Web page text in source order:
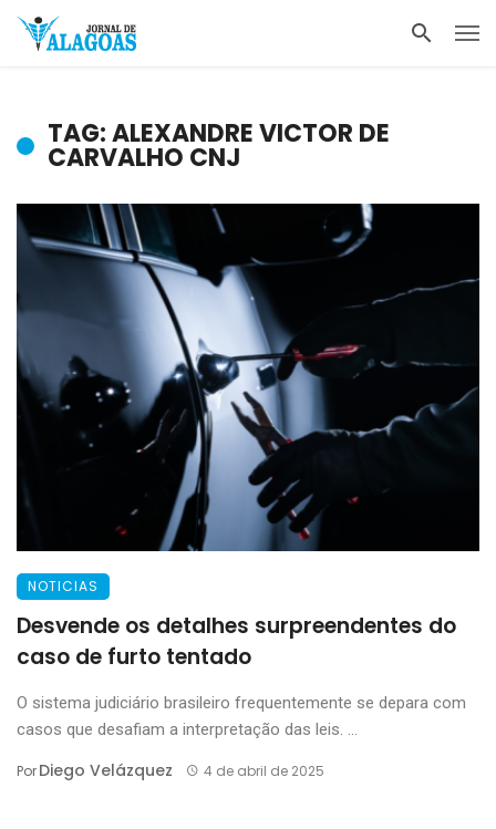
TAG: ALEXANDRE VICTOR DE
CARVALHO CNJ
NOTICIAS
Desvende os detalhes surpreendentes do
caso de furto tentado
O sistema judiciário brasileiro frequentemente se depara com
casos que desafiam a interpretação das leis. ...
PorDiego Velázquez 4 de abril de 2025